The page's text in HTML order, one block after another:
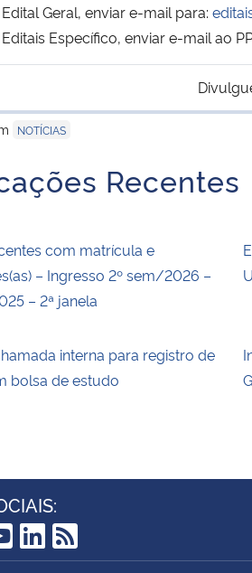
Geral, enviar e-mail para:
Específico, enviar e-mail ao
NOTÍCIAS
Recentes
com matrícula e
– Ingresso 2º sem/2026 –
– 2ª janela
interna para registro de
bolsa de estudo
LinkedIn
RSS